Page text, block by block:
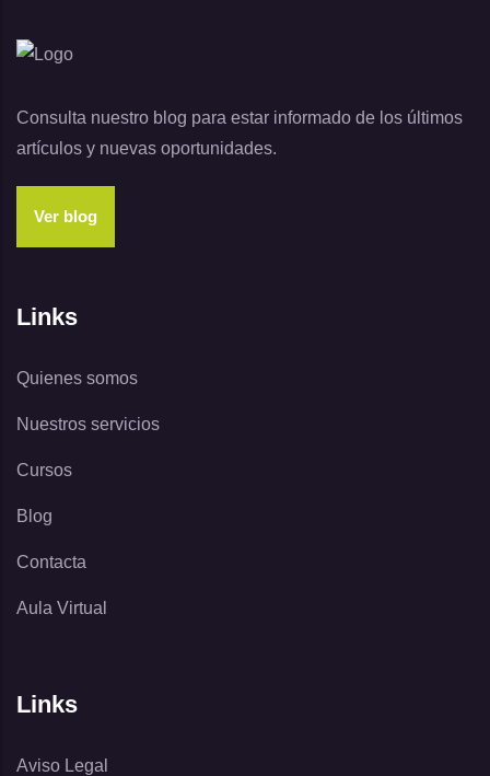
Consulta nuestro blog para estar informado de los últimos
artículos y nuevas oportunidades.
Ver blog
Links
Quienes somos
Nuestros servicios
Cursos
Blog
Contacta
Aula Virtual
Links
Aviso Legal